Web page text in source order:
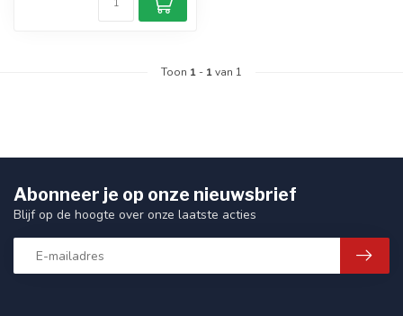
Toon 1 - 1van 1
Abonneer je op onze nieuwsbrief
Blijf op de hoogte over onze laatste acties